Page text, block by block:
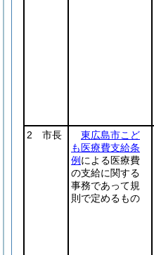
2 市長
東広島市こど
も医療費支給条
例 による医療費
の支給に関する
事務であって規
則で定めるもの